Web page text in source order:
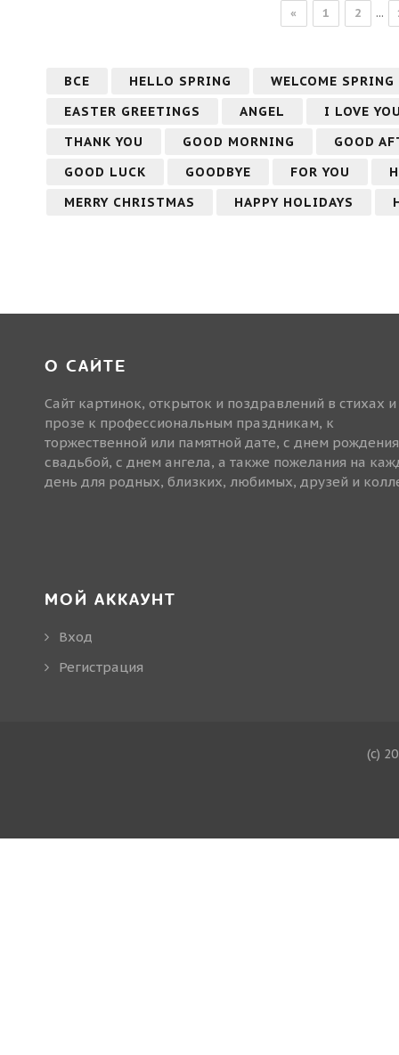
« 1 2 ...
ВСЕ HELLO SPRING
WELCOME SPRING
EASTER GREETINGS
ANGEL
I LOVE
THANK YOU
GOOD MORNING
GOOD
GOOD LUCK
GOODBYE FOR YOU
MERRY CHRISTMAS
HAPPY HOLIDAYS
О САЙТЕ
Сайт картинок, открыток и поздравлений в стихах и
прозе к профессиональным праздникам, к
торжественной или памятной дате, с днем
свадьбой, с днем ангела, а также пожелания на
день для родных, близких, любимых, друзей и
МОЙ АККАУНТ
Вход
Регистрация
(c)